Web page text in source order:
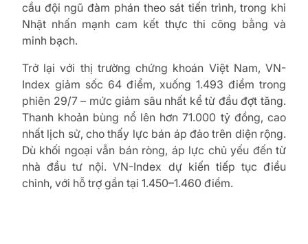
cầu đội ngũ đàm phán theo sát tiến trình, trong khi
Nhật nhấn mạnh cam kết thực thi công bằng và
minh bạch.
Trở lại với thị trường chứng khoán Việt Nam, VN-
Index giảm sốc 64 điểm, xuống 1.493 điểm trong
phiên 29/7 – mức giảm sâu nhất kể từ đầu đợt tăng.
Thanh khoản bùng nổ lên hơn 71.000 tỷ đồng, cao
nhất lịch sử, cho thấy lực bán áp đảo trên diện rộng.
Dù khối ngoại vẫn bán ròng, áp lực chủ yếu đến từ
nhà đầu tư nội. VN-Index dự kiến tiếp tục điều
chỉnh, với hỗ trợ gần tại 1.450–1.460 điểm.